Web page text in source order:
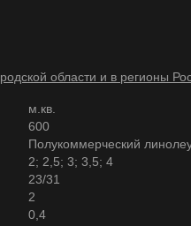
области и в регионы
м.кв.
600
Полукоммерческий
2; 2,5; 3; 3,5; 4
23/31
2
0,4